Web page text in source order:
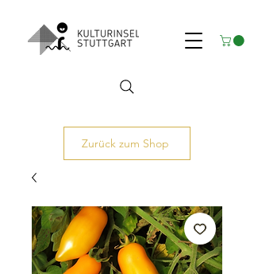
Zurück zum Shop